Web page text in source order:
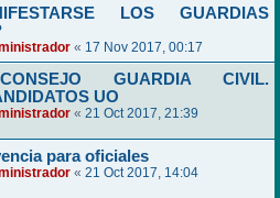
LOS GUARDIAS
« 17 Nov 2017, 00:17
GUARDIA CIVIL.
UO
« 21 Oct 2017, 21:39
para oficiales
« 21 Oct 2017, 14:04